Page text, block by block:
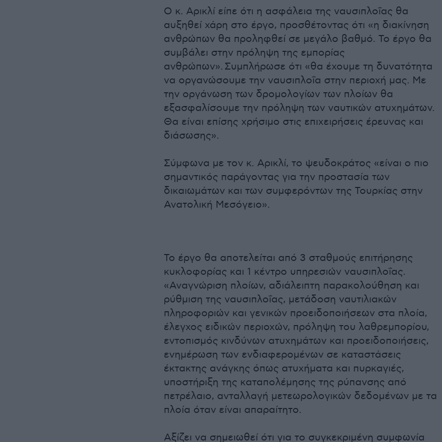
Ο κ. Αρικλί είπε ότι η ασφάλεια της ναυσιπλοΐας θα
αυξηθεί χάρη στο έργο, προσθέτοντας ότι «η διακίνηση
ανθρώπων θα προληφθεί σε μεγάλο βαθμό. Το έργο θα
συμβάλει στην πρόληψη της εμπορίας
ανθρώπων». Συμπλήρωσε ότι «θα έχουμε τη δυνατότητα
να οργανώσουμε την ναυσιπλοΐα στην περιοχή μας. Με
την οργάνωση των δρομολογίων των πλοίων θα
εξασφαλίσουμε την πρόληψη των ναυτικών ατυχημάτων.
Θα είναι επίσης χρήσιμο στις επιχειρήσεις έρευνας και
διάσωσης».
Σύμφωνα με τον κ. Αρικλί, το ψευδοκράτος «είναι ο πιο
σημαντικός παράγοντας για την προστασία των
δικαιωμάτων και των συμφερόντων της Τουρκίας στην
Ανατολική Μεσόγειο».
Το έργο θα αποτελείται από 3 σταθμούς επιτήρησης
κυκλοφορίας και 1 κέντρο υπηρεσιών ναυσιπλοΐας.
«Αναγνώριση πλοίων, αδιάλειπτη παρακολούθηση και
ρύθμιση της ναυσιπλοΐας, μετάδοση ναυτιλιακών
πληροφοριών και γενικών προειδοποιήσεων στα πλοία,
έλεγχος ειδικών περιοχών, πρόληψη του λαθρεμπορίου,
εντοπισμός κινδύνων ατυχημάτων και προειδοποιήσεις,
ενημέρωση των ενδιαφερομένων σε καταστάσεις
έκτακτης ανάγκης όπως ατυχήματα και πυρκαγιές,
υποστήριξη της καταπολέμησης της ρύπανσης από
πετρέλαιο, ανταλλαγή μετεωρολογικών δεδομένων με τα
πλοία όταν είναι απαραίτητο.
Αξίζει να σημειωθεί ότι για το συγκεκριμένη συμφωνία